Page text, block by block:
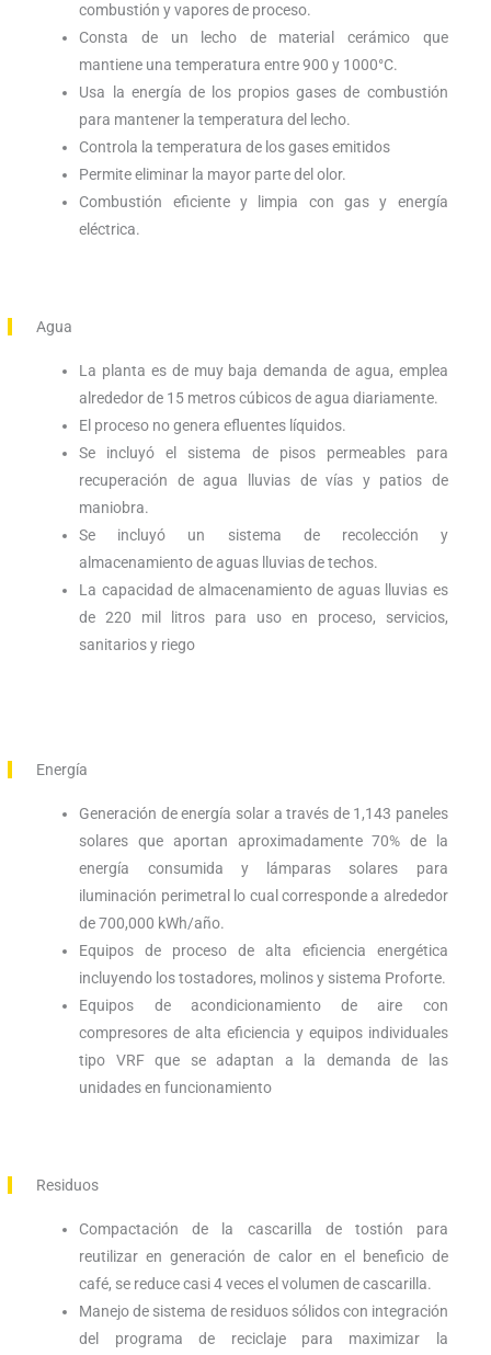
combustión y vapores de proceso.
Consta de un lecho de material cerámico que
mantiene una temperatura entre 900 y 1000°C.
Usa la energía de los propios gases de combustión
para mantener la temperatura del lecho.
Controla la temperatura de los gases emitidos
Permite eliminar la mayor parte del olor.
Combustión eficiente y limpia con gas y energía
eléctrica.
Agua
La planta es de muy baja demanda de agua, emplea
alrededor de 15 metros cúbicos de agua diariamente.
El proceso no genera efluentes líquidos.
Se incluyó el sistema de pisos permeables para
recuperación de agua lluvias de vías y patios de
maniobra.
Se incluyó un sistema de recolección y
almacenamiento de aguas lluvias de techos.
La capacidad de almacenamiento de aguas lluvias es
de 220 mil litros para uso en proceso, servicios,
sanitarios y riego
Energía
Generación de energía solar a través de 1,143 paneles
solares que aportan aproximadamente 70% de la
energía consumida y lámparas solares para
iluminación perimetral lo cual corresponde a alrededor
de 700,000 kWh/año.
Equipos de proceso de alta eficiencia energética
incluyendo los tostadores, molinos y sistema Proforte.
Equipos de acondicionamiento de aire con
compresores de alta eficiencia y equipos individuales
tipo VRF que se adaptan a la demanda de las
unidades en funcionamiento
Residuos
Compactación de la cascarilla de tostión para
reutilizar en generación de calor en el beneficio de
café, se reduce casi 4 veces el volumen de cascarilla.
Manejo de sistema de residuos sólidos con integración
del programa de reciclaje para maximizar la